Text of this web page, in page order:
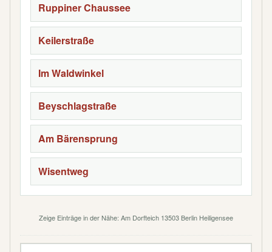
Ruppiner Chaussee
Keilerstraße
Im Waldwinkel
Beyschlagstraße
Am Bärensprung
Wisentweg
Zeige Einträge in der Nähe: Am Dorfteich 13503 Berlin Heiligensee